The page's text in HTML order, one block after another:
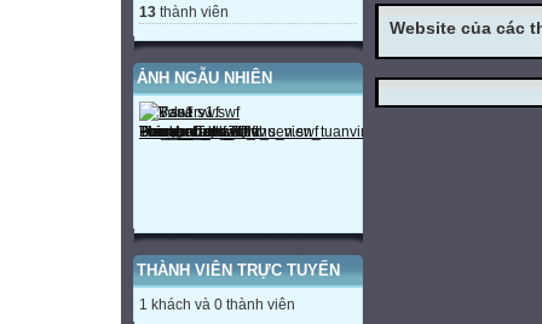
13 thành viên
ẢNH NGẪU NHIÊN
THÀNH VIÊN TRỰC TUYẾN
1 khách và 0 thành viên
Website của các